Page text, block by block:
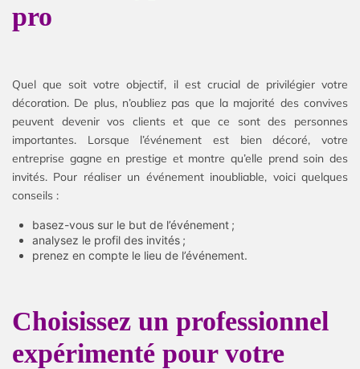
pro
Quel que soit votre objectif, il est crucial de privilégier votre
décoration. De plus, n’oubliez pas que la majorité des convives
peuvent devenir vos clients et que ce sont des personnes
importantes. Lorsque l’événement est bien décoré, votre
entreprise gagne en prestige et montre qu’elle prend soin des
invités. Pour réaliser un événement inoubliable, voici quelques
conseils :
basez-vous sur le but de l’événement ;
analysez le profil des invités ;
prenez en compte le lieu de l’événement.
Choisissez un professionnel
expérimenté pour votre